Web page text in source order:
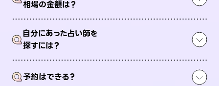
相場の金額は？
Q自分にあった占い師を
探すには？
Q予約はできる？